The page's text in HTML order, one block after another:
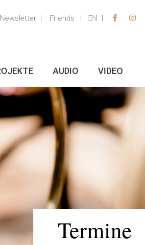
Newsletter Friends EN
AUDIO VIDEO
Termine